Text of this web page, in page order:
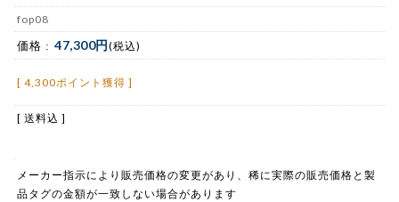
fop08
価格 : 47,300円(税込)
[ 4,300ポイント獲得 ]
[ 送料込 ]
メーカー指示により販売価格の変更があり、稀に実際の販売価格と製
品タグの金額が一致しない場合があります